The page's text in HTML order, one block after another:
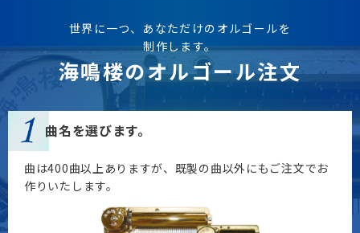
世界に一つ、あなただけのオルゴールを
制作します。
海鳴楼のオルゴール注文
曲名を選びます。
曲は400曲以上ありますが、既製の曲以外にも ご注文でお
作りいたします。